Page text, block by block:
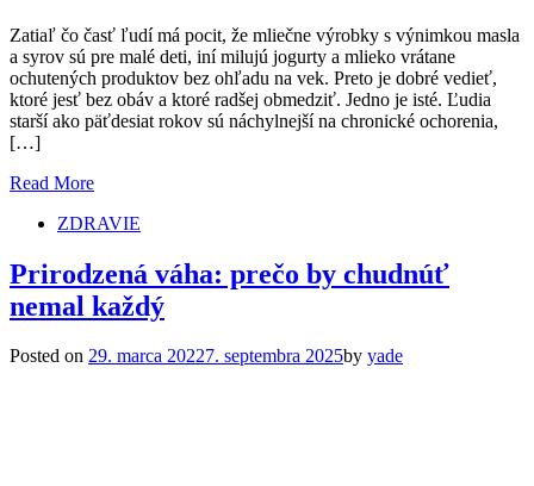
Zatiaľ čo časť ľudí má pocit, že mliečne výrobky s výnimkou masla
a syrov sú pre malé deti, iní milujú jogurty a mlieko vrátane
ochutených produktov bez ohľadu na vek. Preto je dobré vedieť,
ktoré jesť bez obáv a ktoré radšej obmedziť. Jedno je isté. Ľudia
starší ako päťdesiat rokov sú náchylnejší na chronické ochorenia,
[…]
Read More
ZDRAVIE
Prirodzená váha: prečo by chudnúť
nemal každý
Posted on 29. marca 20227. septembra 2025by yade